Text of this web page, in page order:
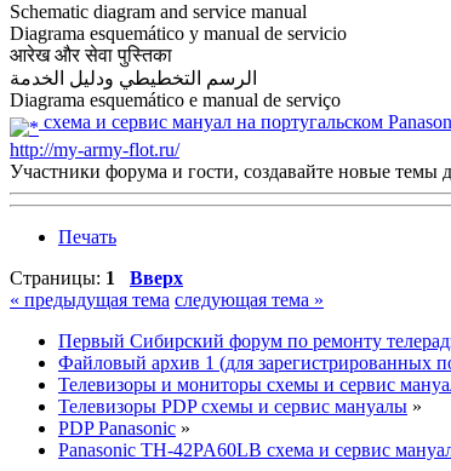
Schematic diagram and service manual
Diagrama esquemático y manual de servicio
आरेख और सेवा पुस्तिका
الرسم التخطيطي ودليل الخدمة
Diagrama esquemático e manual de serviço
схема и сервис мануал на португальском
http://my-army-flot.ru/
Участники форума и гости, создавайте новые темы
Печать
Страницы: 1
Вверх
« предыдущая тема следующая тема »
Первый Сибирский форум по ремонту
Файловый архив 1 (для зарегистрированных
Телевизоры и мониторы схемы и сервис
Телевизоры PDP схемы и сервис мануалы »
PDP Panasonic »
Panasonic TH-42PA60LB схема и сервис